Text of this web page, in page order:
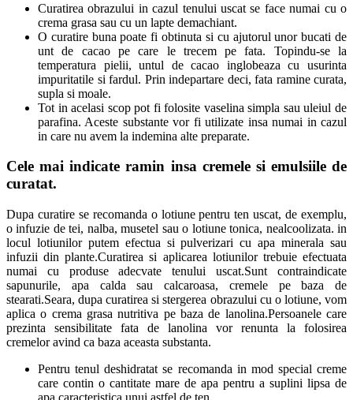
Curatirea obrazului in cazul tenului uscat se face numai cu o
crema grasa sau cu un lapte demachiant.
O curatire buna poate fi obtinuta si cu ajutorul unor bucati de
unt de cacao pe care le trecem pe fata. Topindu-se la
temperatura pielii, untul de cacao inglobeaza cu usurinta
impuritatile si fardul. Prin indepartare deci, fata ramine curata,
supla si moale.
Tot in acelasi scop pot fi folosite vaselina simpla sau uleiul de
parafina. Aceste substante vor fi utilizate insa numai in cazul
in care nu avem la indemina alte preparate.
Cele mai indicate ramin insa cremele si emulsiile de
curatat.
Dupa curatire se recomanda o lotiune pentru ten uscat, de exemplu,
o infuzie de tei, nalba, musetel sau o lotiune tonica, nealcoolizata. in
locul lotiunilor putem efectua si pulverizari cu apa minerala sau
infuzii din plante.Curatirea si aplicarea lotiunilor trebuie efectuata
numai cu produse adecvate tenului uscat.Sunt contraindicate
sapunurile, apa calda sau calcaroasa, cremele pe baza de
stearati.Seara, dupa curatirea si stergerea obrazului cu o lotiune, vom
aplica o crema grasa nutritiva pe baza de lanolina.Persoanele care
prezinta sensibilitate fata de lanolina vor renunta la folosirea
cremelor avind ca baza aceasta substanta.
Pentru tenul deshidratat se recomanda in mod special creme
care contin o cantitate mare de apa pentru a suplini lipsa de
apa caracteristica unui astfel de ten.